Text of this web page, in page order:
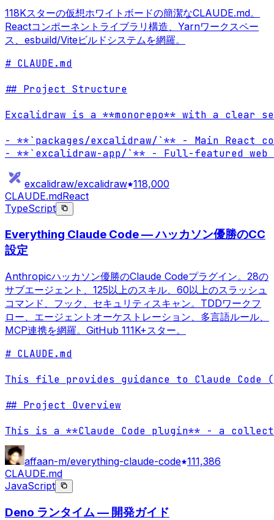
118Kスターの仮想ホワイトボードの簡潔なCLAUDE.md。
Reactコンポーネントライブラリ構造、Yarnワークスペー
ス、esbuild/Viteビルドシステムを網羅。
# CLAUDE.md
## Project Structure
Excalidraw is a **monorepo** with a clear
- **`packages/excalidraw/`** - Main React
- **`excalidraw-app/`** - Full-featured web
excalidraw/excalidraw 118,000
CLAUDE.mdReact
TypeScript
Everything Claude Code — ハッカソン優勝のCC
設定
Anthropicハッカソン優勝のClaude Codeプラグイン。28の
サブエージェント、125以上のスキル、60以上のスラッシュ
コマンド、フック、セキュリティスキャン。TDDワークフ
ロー、エージェントオーケストレーション、多言語ルール、
MCP連携を網羅。GitHub 111K+スター。
# CLAUDE.md
This file provides guidance to Claude
## Project Overview
This is a **Claude Code plugin** - a
affaan-m/everything-claude-code 111,386
CLAUDE.md
JavaScript
Deno ランタイム — 開発ガイド